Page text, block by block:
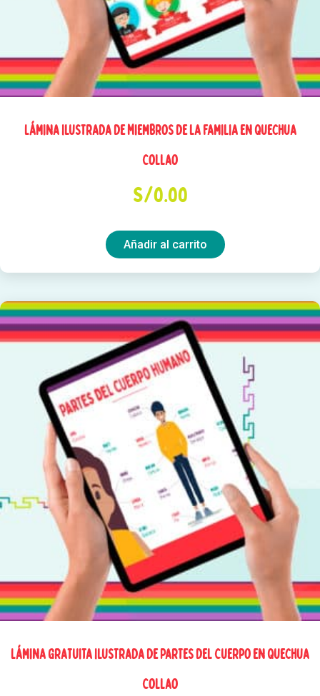
Lámina Ilustrada de Miembros de la Familia en Quechua
Collao
S/0.00
Añadir al carrito
Lámina Gratuita Ilustrada de Partes del Cuerpo en Quechua
Collao